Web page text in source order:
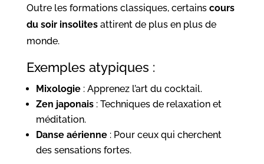
Outre les formations classiques, certains cours
du soir insolitesattirent de plus en plus de
monde.
Exemples atypiques :
Mixologie: Apprenez l’art du cocktail.
Zen japonais: Techniques de relaxation et
méditation.
Danse aérienne: Pour ceux qui cherchent
des sensations fortes.